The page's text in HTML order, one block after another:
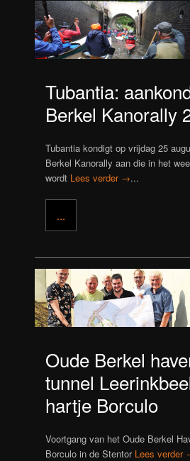
Tubantia:
Berkel Kanorally
Tubantia kondigt op vrijdag 25
Berkel Kanorally aan die in het
wordt Lees verder →...
...
Oude Berkel
tunnel
hartje Borculo
Voortgang van het Oude Berkel
Borculo in de Stentor Lees verder